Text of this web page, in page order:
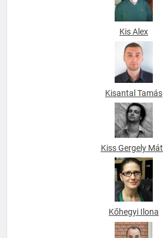
Kis Alex
Kisantal Tamás
Kiss Gergely Máté
Kőhegyi Ilona